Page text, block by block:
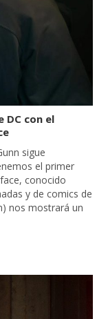
DC con el
sigue
el primer
conocido
y de comics de
nos mostrará un